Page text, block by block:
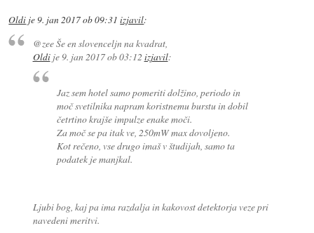
Oldi je9. jan 2017 ob 09:31 izjavil:
@zee Še en slovenceljn na kvadrat,
Oldije 9. jan 2017 ob 03:12 izjavil:
Jaz sem hotel samo pomeriti dolžino, periodo in
moč svetilnika napram koristnemu burstu in dobil
četrtino krajše impulze enake moči.
Za moč se pa itak ve, 250mW max dovoljeno.
Kot rečeno, vse drugo imaš v študijah, samo ta
podatek je manjkal.
Ljubi bog, kaj pa ima razdalja in kakovost detektorja veze pri
navedeni meritvi.